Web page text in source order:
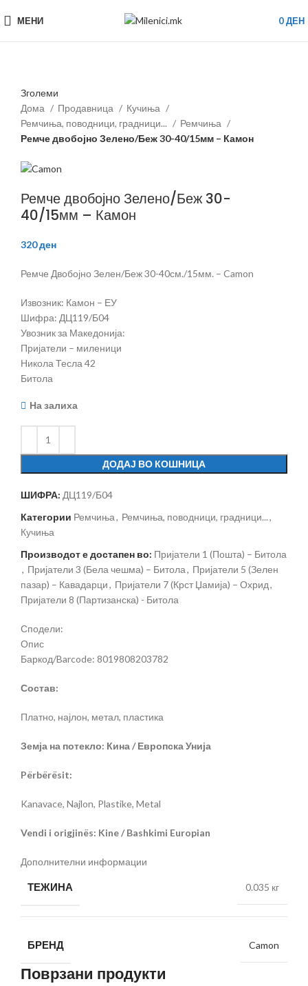
МЕНИ 0ДЕН
Зголеми
Дома
Продавница
Кучиња
Ремчиња, поводници, градници...
Ремчиња
Ремче двобојно Зелено/Беж 30-40/15мм – Камон
Ремче двобојно Зелено/Беж 30-
40/15мм – Камон
320ден
Ремче Двобојно Зелен/Беж 30-40см./15мм. – Camon
Извозник: Камон – ЕУ
Шифра: ДЦ119/Б04
Увозник за Македонија:
Пријатели – миленици
Никола Тесла 42
Битола
На залиха
ДОДАЈ ВО КОШНИЦА
ШИФРА: ДЦ119/Б04
Категории Ремчиња, Ремчиња, поводници, градници...,
Кучиња
Производот е достапен во: Пријатели 1 (Пошта) – Битола
, Пријатели 3 (Бела чешма) – Битола, Пријатели 5 (Зелен
пазар) – Кавадарци, Пријатели 7 (Крст Џамија) – Охрид,
Пријатели 8 (Партизанска) - Битола
Сподели:
Опис
Баркод/Barcode: 8019808203782
Состав:
Платно, најлон, метал, пластика
Земја на потекло: Кина / Европска Унија
Përbërësit:
Kanavace, Najlon, Plastike, Metal
Vendi i origjinës: Kine / Bashkimi Europian
Дополнителни информации
ТЕЖИНА 0.035 кг
БРЕНД Camon
Поврзани продукти